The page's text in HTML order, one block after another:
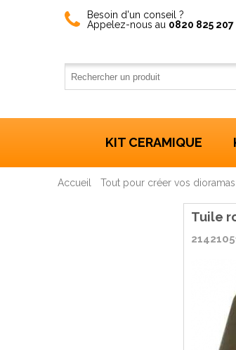
Besoin d'un conseil ?
Appelez-nous au 0820 825 207
KIT CERAMIQUE
Accueil Tout pour créer vos
Tuile